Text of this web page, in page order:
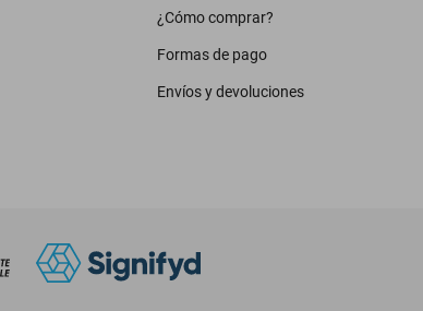
¿Cómo comprar?
Formas de pago
Envíos y devoluciones